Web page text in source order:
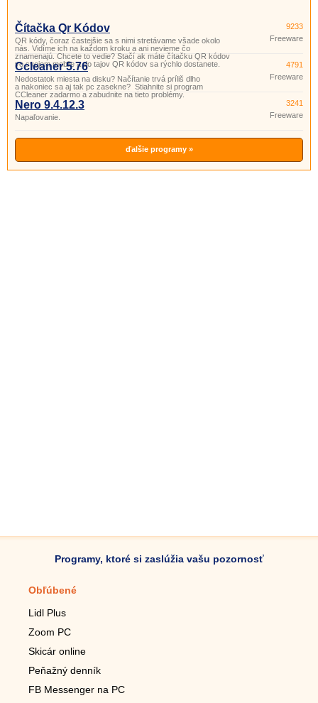
Čítačka Qr Kódov
QR kódy, čoraz častejšie sa s nimi stretávame všade okolo
nás. Vidíme ich na každom kroku a ani nevieme čo
znamenajú. Chcete to vedie? Stačí ak máte čítačku QR kódov
vo svojom mobile a do tajov QR kódov sa rýchlo dostanete.
9233
Freeware
Ccleaner 5.76
Nedostatok miesta na disku? Načítanie trvá príliš dlho
a nakoniec sa aj tak pc zasekne? Stiahnite si program
CCleaner zadarmo a zabudnite na tieto problémy.
4791
Freeware
Nero 9.4.12.3
Napaľovanie.
3241
Freeware
ďalšie programy »
Programy, ktoré si zaslúžia vašu pozornosť
Obľúbené
Lidl Plus
Zoom PC
Skicár online
Peňažný denník
FB Messenger na PC